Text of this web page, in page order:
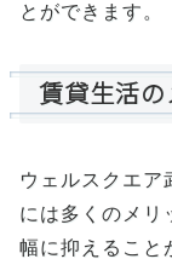
とができます。
賃貸生活
ウェルスクエア
には多くのメリ
幅に抑えること